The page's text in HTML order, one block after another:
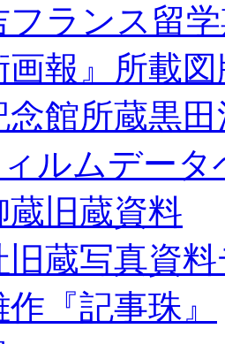
フランス留
画報』所載
念館所蔵黒
ルムデータ
蔵旧蔵資料
旧蔵写真資
『記事珠』